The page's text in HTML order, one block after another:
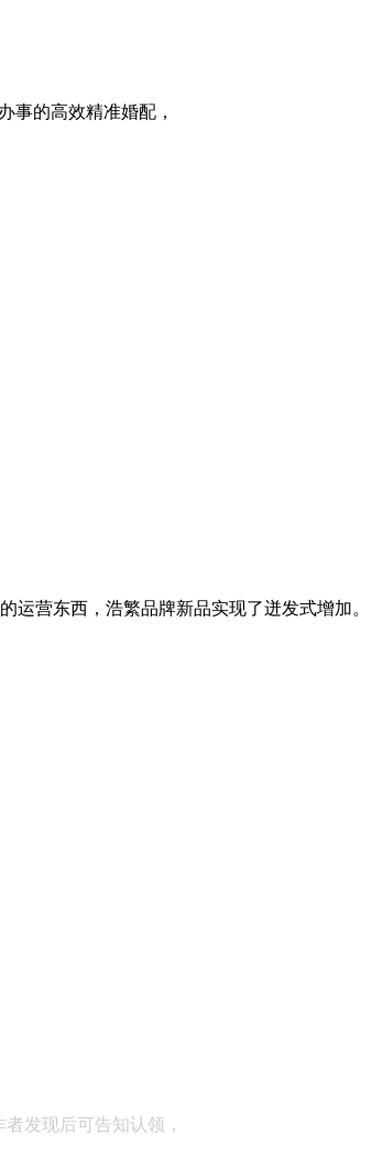
事的高效精准婚配，
运营东西，浩繁品牌新品实现了迸发式增加。
发现后可告知认领，